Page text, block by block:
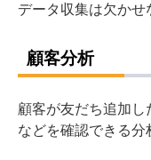
データ収集は欠かせ
顧客分析
顧客が友だち追加
などを確認できる分